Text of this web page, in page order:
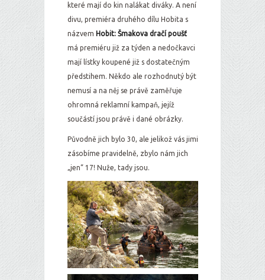
které mají do kin nalákat diváky. A není
divu, premiéra druhého dílu Hobita s
názvem Hobit: Šmakova dračí poušť
má premiéru již za týden a nedočkavci
mají lístky koupené již s dostatečným
předstihem. Někdo ale rozhodnutý být
nemusí a na něj se právě zaměřuje
ohromná reklamní kampaň, jejíž
součástí jsou právě i dané obrázky.
Původně jich bylo 30, ale jelikož vás jimi
zásobíme pravidelně, zbylo nám jich
„jen“ 17! Nuže, tady jsou.